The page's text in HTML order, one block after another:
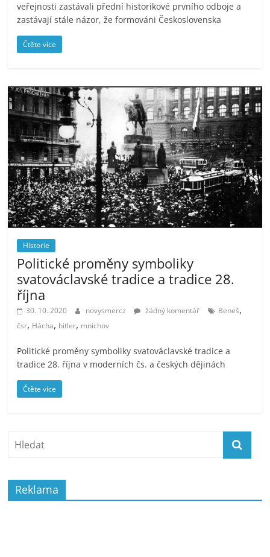
veřejnosti zastávali přední historikové prvního odboje a
zastávají stále názor, že formováni Československa
Čtěte více
Historie
Politické proměny symboliky
svatováclavské tradice a tradice 28.
října
30. 10. 2020 novysmercz žádný komentář Beneš,
čsr, Hácha, hitler, mnichov
Politické proměny symboliky svatováclavské tradice a
tradice 28. října v moderních čs. a českých dějinách
Čtěte více
Reklama